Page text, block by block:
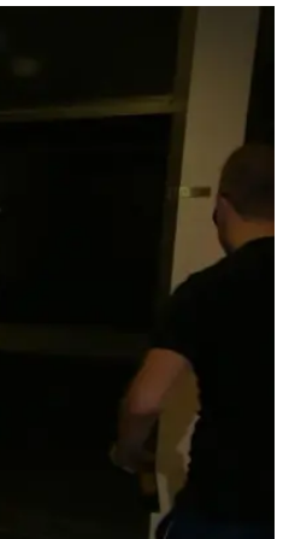
פורשת
16.7.2016 / 21:39
אחרי שבוע אחד בלבד
הסדרה, בזמן שההפקה
אותה? וואלה! סלבס